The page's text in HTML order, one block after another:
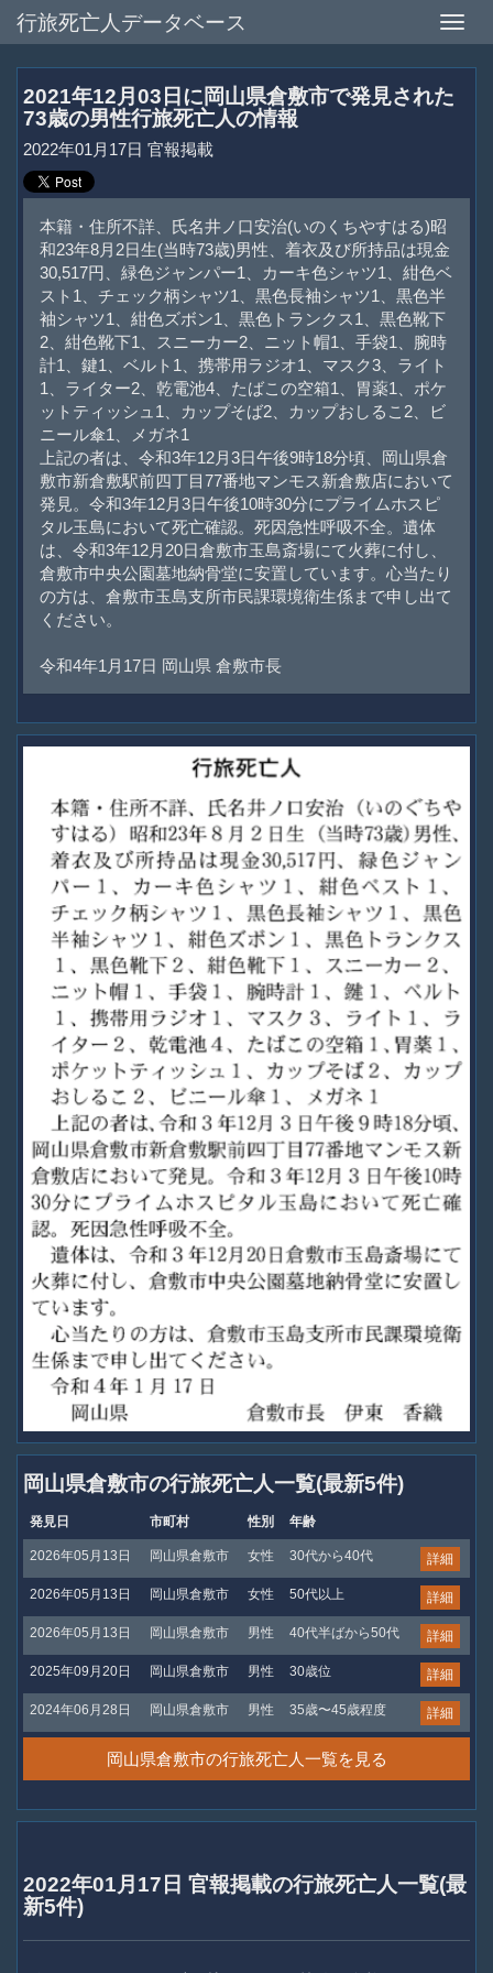
Toggle
行旅死亡人データベース
2021年12月03日に岡山県倉敷市で発見された
73歳の男性行旅死亡人の情報
2022年01月17日 官報掲載
本籍・住所不詳、氏名井ノ口安治(いのくちやすはる)昭
和23年8月2日生(当時73歳)男性、着衣及び所持品は現金
30,517円、緑色ジャンパー1、カーキ色シャツ1、紺色ベ
スト1、チェック柄シャツ1、黒色長袖シャツ1、黒色半
袖シャツ1、紺色ズボン1、黒色トランクス1、黒色靴下
2、紺色靴下1、スニーカー2、ニット帽1、手袋1、腕時
計1、鍵1、ベルト1、携帯用ラジオ1、マスク3、ライト
1、ライター2、乾電池4、たばこの空箱1、胃薬1、ポケ
ットティッシュ1、カップそば2、カップおしるこ2、ビ
ニール傘1、メガネ1
上記の者は、令和3年12月3日午後9時18分頃、岡山県倉
敷市新倉敷駅前四丁目77番地マンモス新倉敷店において
発見。令和3年12月3日午後10時30分にプライムホスピ
タル玉島において死亡確認。死因急性呼吸不全。遺体
は、令和3年12月20日倉敷市玉島斎場にて火葬に付し、
倉敷市中央公園墓地納骨堂に安置しています。心当たり
の方は、倉敷市玉島支所市民課環境衛生係まで申し出て
ください。
令和4年1月17日 岡山県 倉敷市長
岡山県倉敷市の行旅死亡人一覧(最新5件)
発見日 市町村 性別 年齢
2026年05月13日 岡山県倉敷市 女性 30代から40代 詳細
2026年05月13日 岡山県倉敷市 女性 50代以上 詳細
2026年05月13日 岡山県倉敷市 男性 40代半ばから50代 詳細
2025年09月20日 岡山県倉敷市 男性 30歳位 詳細
2024年06月28日 岡山県倉敷市 男性 35歳〜45歳程度 詳細
岡山県倉敷市の行旅死亡人一覧を見る
2022年01月17日 官報掲載の行旅死亡人一覧(最
新5件)